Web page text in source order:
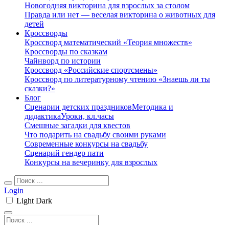
Новогодняя викторина для взрослых за столом
Правда или нет — веселая викторина о животных для
детей
Кроссворды
Кроссворд математический «Теория множеств»
Кроссворды по сказкам
Чайнворд по истории
Кроссворд «Российские спортсмены»
Кроссворд по литературному чтению «Знаешь ли ты
сказки?»
Блог
Сценарии детских праздниковМетодика и
дидактикаУроки, кл.часы
Смешные загадки для квестов
Что подарить на свадьбу своими руками
Современные конкурсы на свадьбу
Сценарий гендер пати
Конкурсы на вечеринку для взрослых
Login
Light Dark